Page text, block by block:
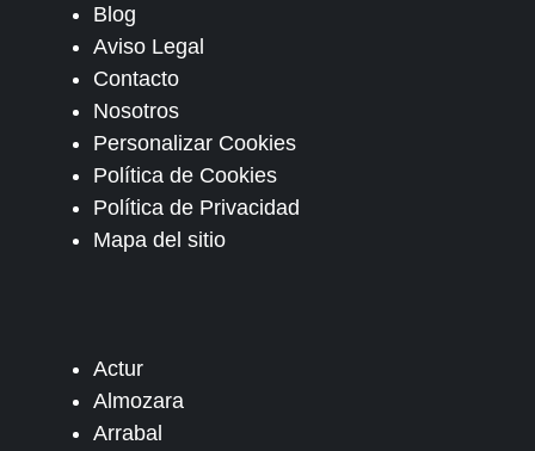
Blog
Aviso Legal
Contacto
Nosotros
Personalizar Cookies
Política de Cookies
Política de Privacidad
Mapa del sitio
Actur
Almozara
Arrabal